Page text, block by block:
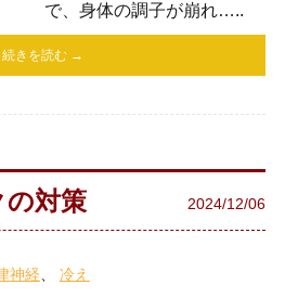
で、身体の調子が崩れ…..
続きを読む →
の対策 2024/12/06
神経 冷え